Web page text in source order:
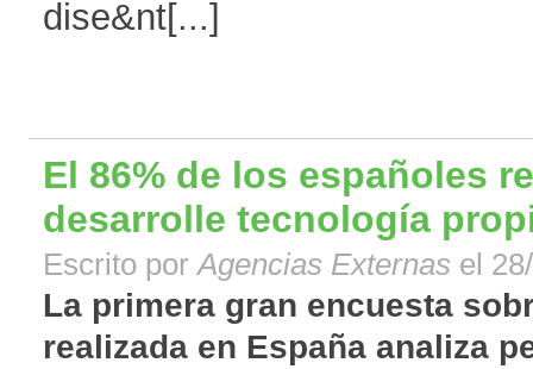
dise&nt[...]
El 86% de los españoles
desarrolle tecnología
Escrito porAgencias Externas el
La primera gran encuesta
realizada en España analiza